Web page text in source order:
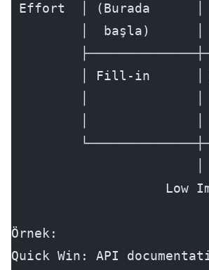
Effort  │ (Burada
│  başla)
│ Fill-in
│
│
Low
Örnek:
Quick Win: API